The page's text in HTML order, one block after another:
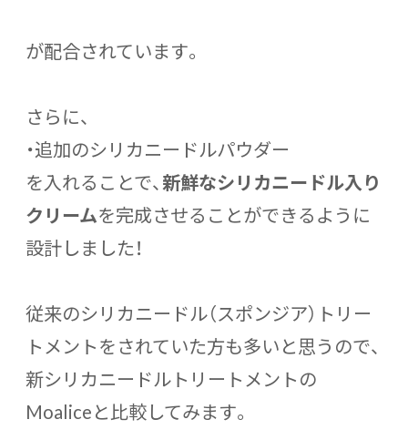
が配合されています。
さらに、
・追加のシリカニードルパウダー
を入れることで、新鮮なシリカニードル入り
クリームを完成させることができるように
設計しました！
従来のシリカニードル（スポンジア）トリー
トメントをされていた方も多いと思うので、
新シリカニードルトリートメントの
Moaliceと比較してみます。